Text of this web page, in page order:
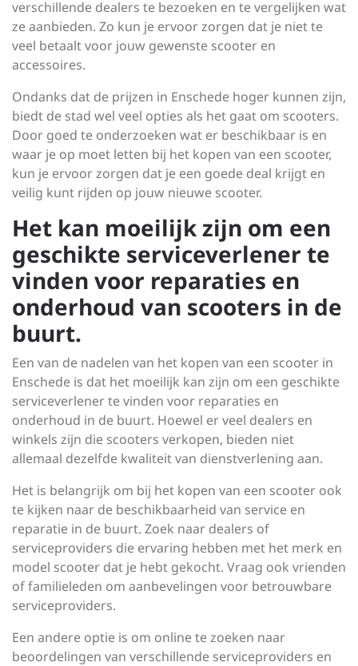
verschillende dealers te bezoeken en te vergelijken wat
ze aanbieden. Zo kun je ervoor zorgen dat je niet te
veel betaalt voor jouw gewenste scooter en
accessoires.
Ondanks dat de prijzen in Enschede hoger kunnen zijn,
biedt de stad wel veel opties als het gaat om scooters.
Door goed te onderzoeken wat er beschikbaar is en
waar je op moet letten bij het kopen van een scooter,
kun je ervoor zorgen dat je een goede deal krijgt en
veilig kunt rijden op jouw nieuwe scooter.
Het kan moeilijk zijn om een
geschikte serviceverlener te
vinden voor reparaties en
onderhoud van scooters in de
buurt.
Een van de nadelen van het kopen van een scooter in
Enschede is dat het moeilijk kan zijn om een geschikte
serviceverlener te vinden voor reparaties en
onderhoud in de buurt. Hoewel er veel dealers en
winkels zijn die scooters verkopen, bieden niet
allemaal dezelfde kwaliteit van dienstverlening aan.
Het is belangrijk om bij het kopen van een scooter ook
te kijken naar de beschikbaarheid van service en
reparatie in de buurt. Zoek naar dealers of
serviceproviders die ervaring hebben met het merk en
model scooter dat je hebt gekocht. Vraag ook vrienden
of familieleden om aanbevelingen voor betrouwbare
serviceproviders.
Een andere optie is om online te zoeken naar
beoordelingen van verschillende serviceproviders en